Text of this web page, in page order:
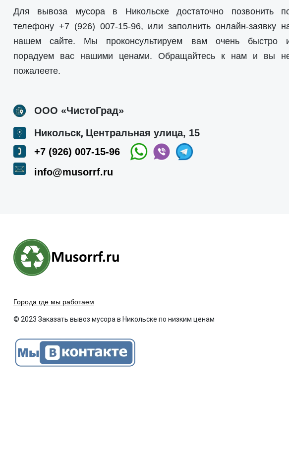
Для вывоза мусора в Никольске достаточно позвонить
телефону +7 (926) 007-15-96, или заполнить онлайн-заявку
нашем сайте. Мы проконсультируем вам очень быстро
порадуем вас нашими ценами. Обращайтесь к нам и вы
пожалеете.
ООО «ЧистоГрад»
Никольск, Центральная улица, 15
+7 (926) 007-15-96
info@musorrf.ru
Города где мы работаем
© 2023 Заказать вывоз мусора в Никольске по низким ценам